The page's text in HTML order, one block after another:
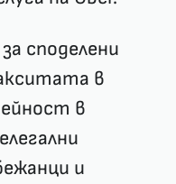
споделени
в
в
и